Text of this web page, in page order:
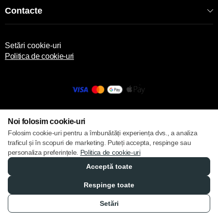
Contacte
Setări cookie-uri
Politica de cookie-uri
Catalog Coș
Noi folosim cookie-uri
Folosim cookie-uri pentru a îmbunătăți experiența dvs., a analiza
traficul și în scopuri de marketing. Puteți accepta, respinge sau
personaliza preferințele. Politica de cookie-uri
Acceptă toate
Respinge toate
Setări